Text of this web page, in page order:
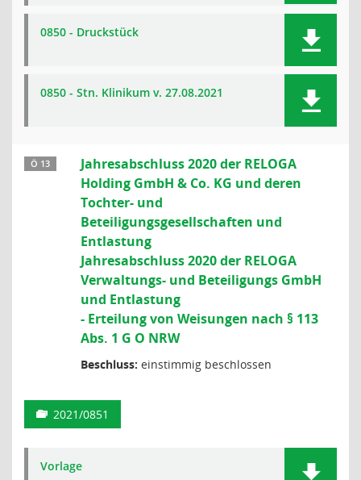
0850 - Druckstück
0850 - Stn. Klinikum v. 27.08.2021
Ö 13
Jahresabschluss 2020 der RELOGA
Holding GmbH & Co. KG und deren
Tochter- und
Beteiligungsgesellschaften und
Entlastung
Jahresabschluss 2020 der RELOGA
Verwaltungs- und Beteiligungs GmbH
und Entlastung
- Erteilung von Weisungen nach § 113
Abs. 1 G O NRW
Beschluss: einstimmig beschlossen
2021/0851
Vorlage